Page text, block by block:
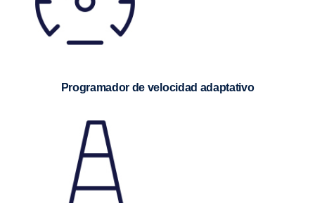
Programador de velocidad adaptativo